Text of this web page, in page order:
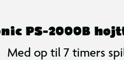
PS-2000B
Med op til 7 timers